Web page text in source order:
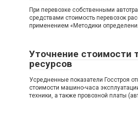
При перевозке собственными
средствами стоимость перевозок
применением «Методики
Уточнение стоимости
ресурсов
Усредненные показатели Госстроя
стоимости машино-часа
техники, а также провозной платы